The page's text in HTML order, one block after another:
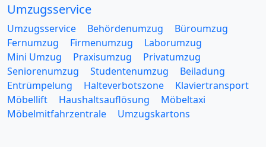
Umzugsservice
Umzugsservice Behördenumzug
Büroumzug
Fernumzug
Firmenumzug
Laborumzug
Mini Umzug
Praxisumzug
Privatumzug
Seniorenumzug
Studentenumzug
Beiladung
Entrümpelung
Halteverbotszone
Klaviertransport
Möbellift
Haushaltsauflösung
Möbeltaxi
Möbelmitfahrzentrale
Umzugskartons